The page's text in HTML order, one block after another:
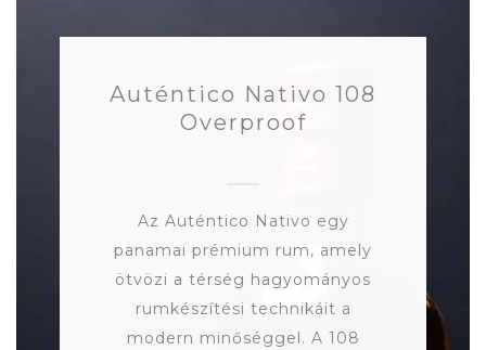
Auténtico Nativo 108
Overproof
Az Auténtico Nativo egy
panamai prémium rum, amely
ötvözi a térség hagyományos
rumkészítési technikáit a
modern minőséggel. A 108